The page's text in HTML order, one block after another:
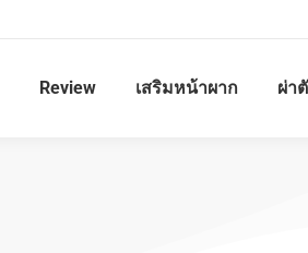
Review เสริมหน้าผาก ผ่า